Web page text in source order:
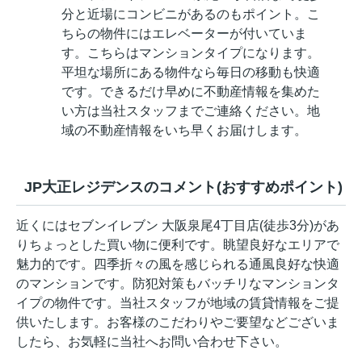
分と近場にコンビニがあるのもポイント。こ
ちらの物件にはエレベーターが付いていま
す。こちらはマンションタイプになります。
平坦な場所にある物件なら毎日の移動も快適
です。できるだけ早めに不動産情報を集めた
い方は当社スタッフまでご連絡ください。地
域の不動産情報をいち早くお届けします。
JP大正レジデンスのコメント(おすすめポイント)
近くにはセブンイレブン 大阪泉尾4丁目店(徒歩3分)があ
りちょっとした買い物に便利です。眺望良好なエリアで
魅力的です。四季折々の風を感じられる通風良好な快適
のマンションです。防犯対策もバッチリなマンションタ
イプの物件です。当社スタッフが地域の賃貸情報をご提
供いたします。お客様のこだわりやご要望などございま
したら、お気軽に当社へお問い合わせ下さい。